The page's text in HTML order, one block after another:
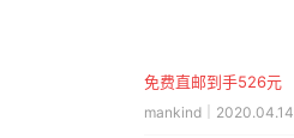
免费直邮到手526元
mankind｜2020.04.14